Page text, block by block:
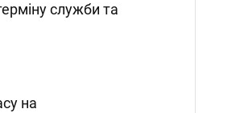
служби та
на